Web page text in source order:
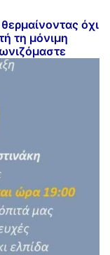
όχι
τη μόνιμη